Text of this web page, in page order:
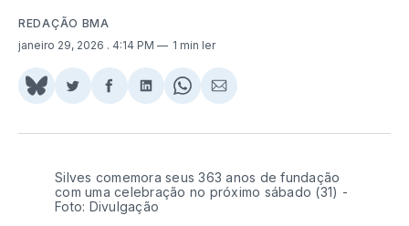
REDAÇÃO BMA
janeiro 29, 2026 . 4:14 PM 1 min ler
Share
BlueSky
Compartilhar
Twitter
Compartilhar
Facebook
Compartilhar
LinkedIn
Share
WhatsApp
Compartilhar
Email
Silves comemora seus 363 anos de fundação
com uma celebração no próximo sábado (31) -
Foto: Divulgação